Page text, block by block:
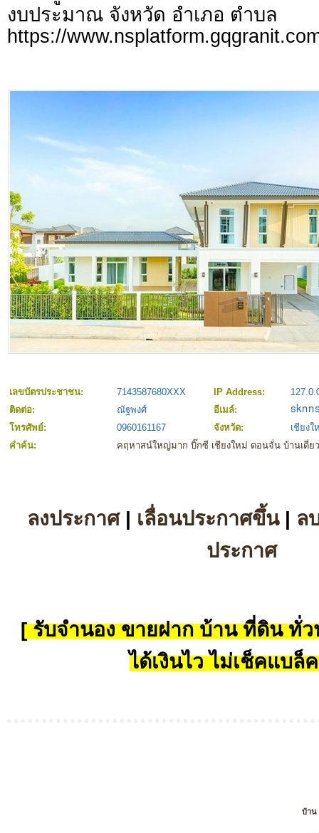
งบประมาณ จังหวัด อำเภอ ตำบล
https://
เลขบัตรประชาชน: 7143587680XXX IP Address:
ติดต่อ:
ณัฐพงศ์
อีเมล์:
โทรศัพย์:
0960161167 จังหวัด:
เชียงใ
คำค้น:
คฤหาสน์ใหญ่มาก บิ๊กซี เชียงใหม่ ดอนจั่น บ้านเดี่ย
ลงประกาศ| เลื่อนประกาศขึ้น| ล
ประกาศ
[ รับจำนอง ขายฝาก บ้าน ที่ดิน ทั่ว
ได้เงินไว ไม่เช็คแบล็
บ้าน